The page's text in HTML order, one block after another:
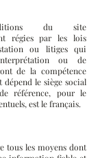
du site
régies par les lois
ou litiges qui
ou de
de la compétence
le siège social
référence, pour le
est le français.
tous les moyens dont